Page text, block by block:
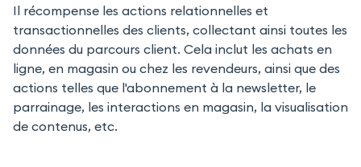
Il récompense les actions relationnelles et
transactionnelles des clients, collectant ainsi toutes les
données du parcours client. Cela inclut les achats en
ligne, en magasin ou chez les revendeurs, ainsi que des
actions telles que l'abonnement à la newsletter, le
parrainage, les interactions en magasin, la visualisation
de contenus, etc.